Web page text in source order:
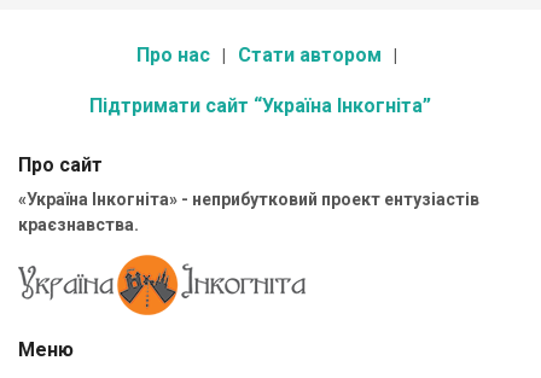
Про нас Стати автором
Підтримати сайт “Україна Інкогніта”
Про сайт
«Україна Інкогніта» - неприбутковий проект ентузіастів
краєзнавства.
Меню